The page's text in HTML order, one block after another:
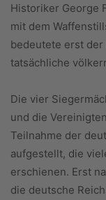
Historiker George
mit dem
bedeutete erst
tatsächliche
Die vier
und die
Teilnahme der
aufgestellt, die
erschienen. Erst
die deutsche